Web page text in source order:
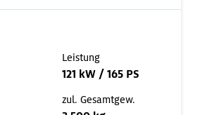
Leistung
121 kW / 165 PS
zul. Gesamtgew.